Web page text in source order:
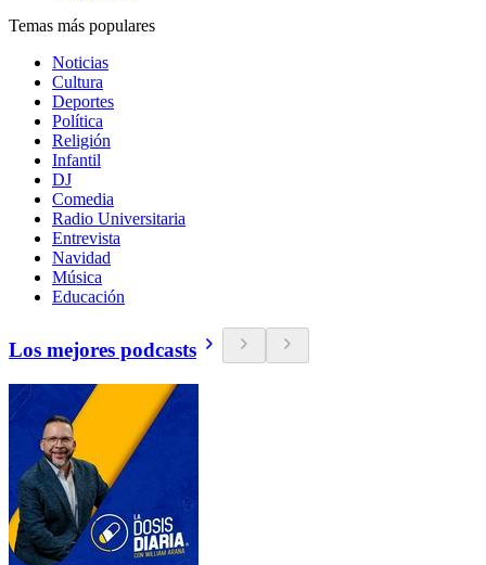
Temas más populares
Noticias
Cultura
Deportes
Política
Religión
Infantil
DJ
Comedia
Radio Universitaria
Entrevista
Navidad
Música
Educación
Los mejores podcasts